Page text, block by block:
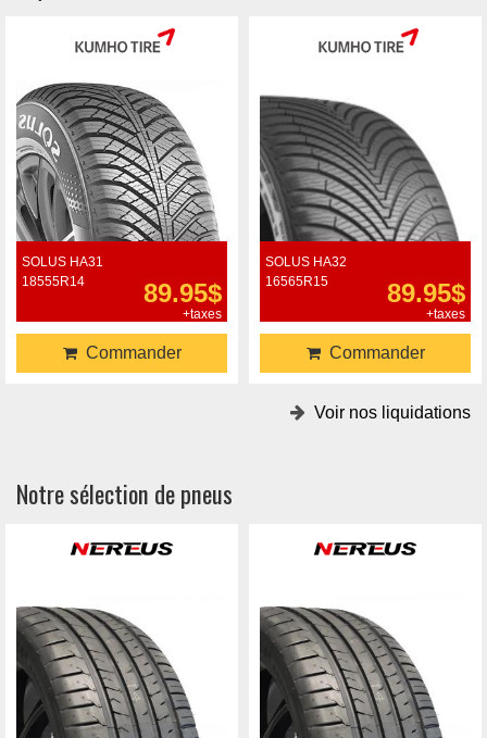
SOLUS HA31
18555R14
89.95$
+taxes
Commander
SOLUS HA32
16565R15
89.95$
+taxes
Commander
Voir nos liquidations
Notre sélection de pneus